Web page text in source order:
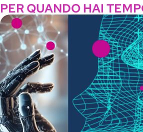
PER QUANDO HAI